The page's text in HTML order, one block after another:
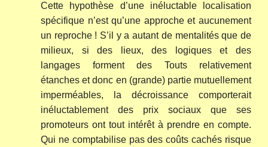
Cette hypothèse d’une inéluctable localisation
spécifique n’est qu’une approche et aucunement
un reproche ! S’il y a autant de mentalités que de
milieux, si des lieux, des logiques et des
langages forment des Touts relativement
étanches et donc en (grande) partie mutuellement
imperméables, la décroissance comporterait
inéluctablement des prix sociaux que ses
promoteurs ont tout intérêt à prendre en compte.
Qui ne comptabilise pas des coûts cachés risque